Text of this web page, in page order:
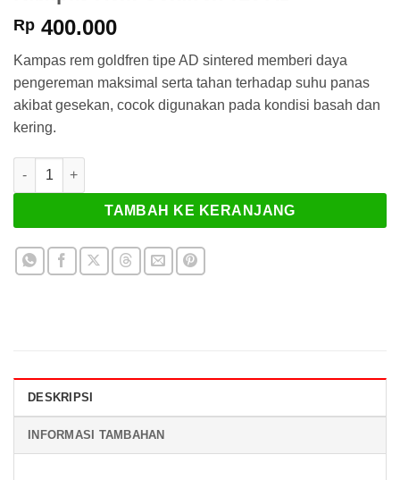
Rp 400.000
Kampas rem goldfren tipe AD sintered memberi daya
pengereman maksimal serta tahan terhadap suhu panas
akibat gesekan, cocok digunakan pada kondisi basah dan
kering.
Kuantitas Kampas Rem Goldfren 025 AD
TAMBAH KE KERANJANG
DESKRIPSI
INFORMASI TAMBAHAN